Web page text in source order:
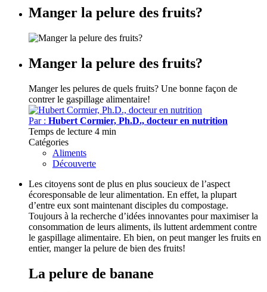
Manger la pelure des fruits?
Manger la pelure des fruits?
Manger les pelures de quels fruits? Une bonne façon de
contrer le gaspillage alimentaire!
Par : Hubert Cormier, Ph.D., docteur en nutrition
Temps de lecture 4 min
Catégories
Aliments
Découverte
Les citoyens sont de plus en plus soucieux de l’aspect
écoresponsable de leur alimentation. En effet, la plupart
d’entre eux sont maintenant disciples du compostage.
Toujours à la recherche d’idées innovantes pour maximiser la
consommation de leurs aliments, ils luttent ardemment contre
le gaspillage alimentaire. Eh bien, on peut manger les fruits en
entier, manger la pelure de bien des fruits!
La pelure de banane